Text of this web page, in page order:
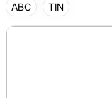
ABC
TIN